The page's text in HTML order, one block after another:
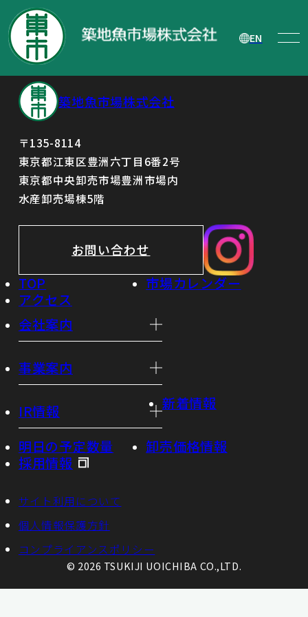
EN
譲渡制限付株式報酬としての自己株式の
処分の払込完了に関するお知らせ
築地魚市場株式会社
〒135-8114
東京都江東区豊洲六丁目6番2号
東京都中央卸売市場豊洲市場内
水産卸売場棟5階
お問い合わせ
TOP
市場カレンダー
アクセス
会社案内
事業案内
IR情報 新着情報
明日の予定数量
卸売価格情報
採用情報
サイト利用について
個人情報保護方針
コンプライアンスポリシー
© 2026 TSUKIJI UOICHIBA CO.,LTD.